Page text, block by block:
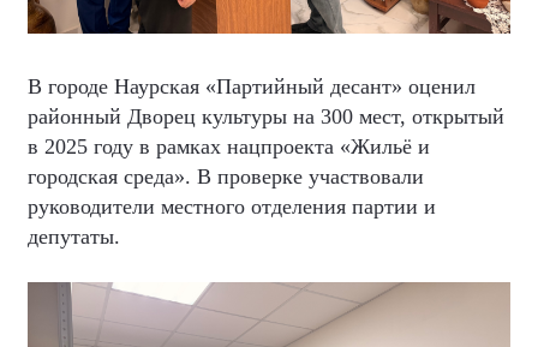
В городе Наурская «Партийный десант» оценил
районный Дворец культуры на 300 мест, открытый
в 2025 году в рамках нацпроекта «Жильё и
городская среда». В проверке участвовали
руководители местного отделения партии и
депутаты.